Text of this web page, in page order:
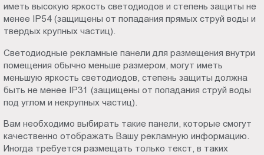
иметь высокую яркость светодиодов и степень защиты не
менее IP54 (защищены от попадания прямых струй воды и
твердых крупных частиц).
Светодиодные рекламные панели для размещения внутри
помещения обычно меньше размером, могут иметь
меньшую яркость светодиодов, степень защиты должна
быть не менее IP31 (защищены от попадания струй воды
под углом и некрупных частиц).
Вам необходимо выбирать такие панели, которые смогут
качественно отображать Вашу рекламную информацию.
Иногда требуется размещать только текст, в таких